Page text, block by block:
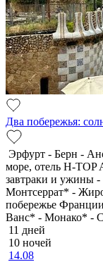
Два побережья:
Эрфурт - Берн -
море, отель H-TOP
завтраки и ужины -
Монтсеррат* -
побережье
Ванс* - Монако* -
11 дней
10 ночей
14.08